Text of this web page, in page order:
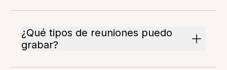
¿Qué tipos de reuniones puedo
grabar?